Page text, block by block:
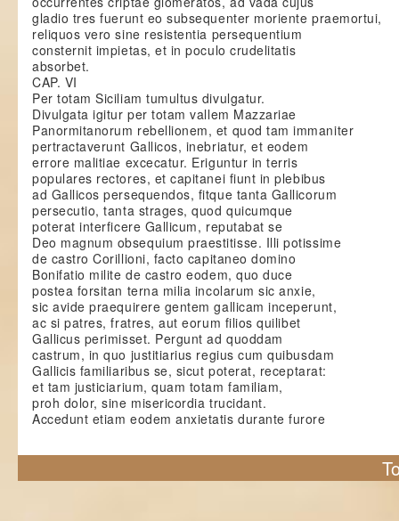
gladio tres fuerunt eo subsequenter moriente praemortui,
reliquos vero sine resistentia persequentium
consternit impietas, et in poculo crudelitatis
absorbet.
CAP. VI
Per totam Siciliam tumultus divulgatur.
Divulgata igitur per totam vallem Mazzariae
Panormitanorum rebellionem, et quod tam immaniter
pertractaverunt Gallicos, inebriatur, et eodem
errore malitiae excecatur. Eriguntur in terris
populares rectores, et capitanei fiunt in plebibus
ad Gallicos persequendos, fitque tanta Gallicorum
persecutio, tanta strages, quod quicumque
poterat interficere Gallicum, reputabat se
Deo magnum obsequium praestitisse. Illi potissime
de castro Corillioni, facto capitaneo domino
Bonifatio milite de castro eodem, quo duce
postea forsitan terna milia incolarum sic anxie,
sic avide praequirere gentem gallicam inceperunt,
ac si patres, fratres, aut eorum filios quilibet
Gallicus perimisset. Pergunt ad quoddam
castrum, in quo justitiarius regius cum quibusdam
Gallicis familiaribus se, sicut poterat, receptarat:
et tam justiciarium, quam totam familiam,
proh dolor, sine misericordia trucidant.
Accedunt etiam eodem anxietatis durante furore